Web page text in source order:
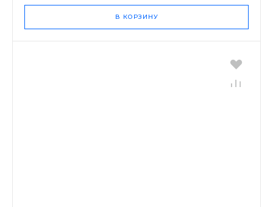
В КОРЗИНУ